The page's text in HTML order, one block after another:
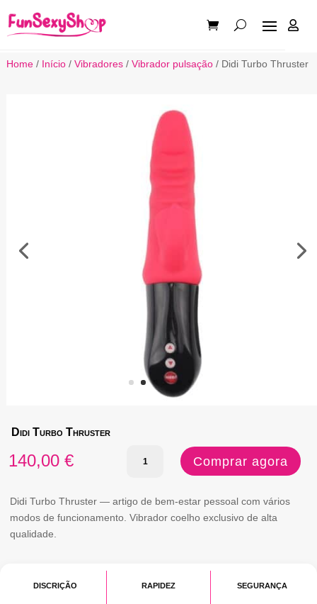

Home/ Início/ Vibradores/ Vibrador pulsação/ Didi Turbo Thruster
Didi Turbo Thruster
140,00 €
Quantidade
Didi
Turbo
Comprar agora
Didi Turbo Thruster — artigo de bem-estar pessoal com vários
modos de funcionamento. Vibrador coelho exclusivo de alta
qualidade.
DISCRIÇÃO RAPIDEZ SEGURANÇA